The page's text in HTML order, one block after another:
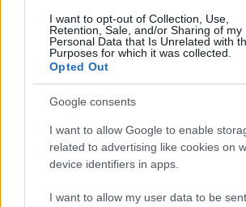
I want to opt-out of Collection, Use,
Retention, Sale, and/or Sharing of my
Personal Data that Is Unrelated with
Purposes for which it was collected.
Opted Out
Google consents
I want to allow Google to enable
related to advertising like cookies on
device identifiers in apps.
I want to allow my user data to be
Támogatta: a Színházi Dolgozók
http://szinhaz.blog.hu/media/image/
10/11852419/_cid_10044_id_376.
http://index.hu/kultur/klassz/